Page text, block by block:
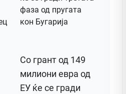
Со грант од 149
милиони евра од
ЕУ ќе се гради